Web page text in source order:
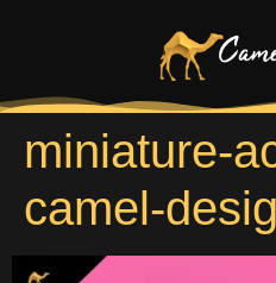
miniature-
camel-